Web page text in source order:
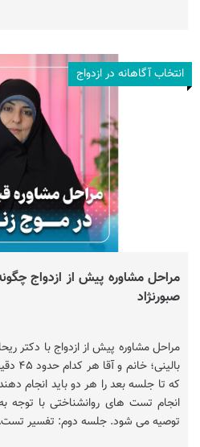
انتخاب آگاهانه در ازدواج
مراحل مشاوره پیش از ازدواج
صبورنژاد
مراحل مشاوره پیش از ازدواج با دکتر
که تا جلسه بعد را هر دو باید انجام
انجام تست های روانشناختی با توجه
توصیه می شود. جلسه دوم: تفسیر